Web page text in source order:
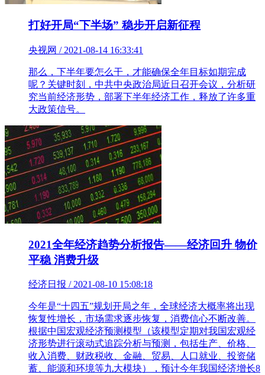
打好开局“下半场” 稳步开启新征程
央视网 / 2021-08-14 16:33:41
那么，下半年要怎么干，才能确保全年目标如期完成
呢？关键时刻，中共中央政治局近日召开会议，分析研
究当前经济形势，部署下半年经济工作，释放了许多重
大政策信号。
2021全年经济趋势分析报告——经济回升 物价
平稳 消费升级
经济日报 / 2021-08-10 15:08:18
今年是“十四五”规划开局之年，全球经济大概率将出现
恢复性增长，市场需求逐步恢复，消费信心不断改善。
根据中国宏观经济预测模型（该模型定期对我国宏观经
济形势进行滚动式追踪分析与预测，包括生产、价格、
收入消费、财政税收、金融、贸易、人口就业、投资储
蓄、能源和环境等九大模块），预计今年我国经济增长8